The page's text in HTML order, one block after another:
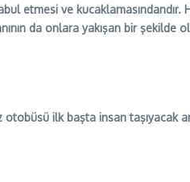
etmesi ve
da onlara yakışan bir şekilde
otobüsü ilk başta insan